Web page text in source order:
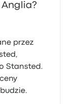
przez
Stansted.